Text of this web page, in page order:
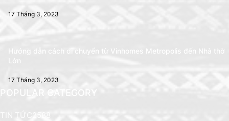
17 Tháng 3, 2023
Hướng dẫn cách di chuyển từ Vinhomes Metropolis đến Nhà thờ
Lớn
17 Tháng 3, 2023
POPULAR CATEGORY
TIN TỨC 2588